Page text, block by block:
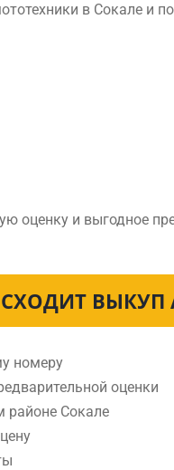
в Сокале и
оценку и выгодное
ВЫКУП
номеру
оценки
районе Сокале